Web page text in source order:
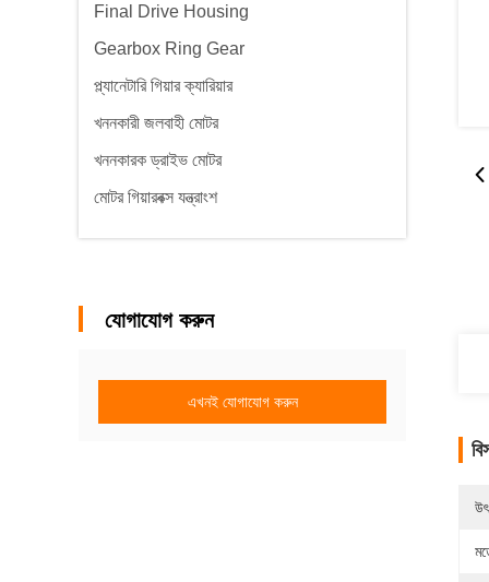
Final Drive Housing
Gearbox Ring Gear
প্ল্যানেটারি গিয়ার ক্যারিয়ার
খননকারী জলবাহী মোটর
খননকারক ড্রাইভ মোটর
মোটর গিয়ারবক্স যন্ত্রাংশ
যোগাযোগ করুন
এখনই যোগাযোগ করুন